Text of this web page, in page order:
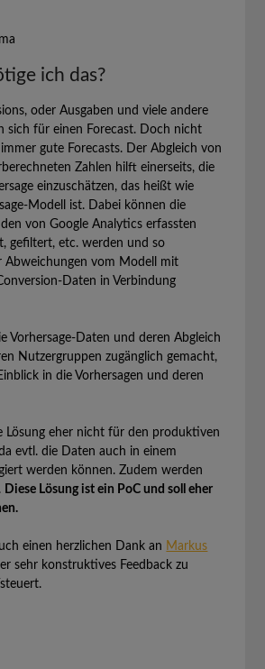
ich das?
oder Ausgaben und viele andere
sich für einen Forecast. Doch nicht
gute Forecasts. Der Abgleich von
Zahlen hilft einerseits, die
einzuschätzen, das heißt wie
Modell ist. Dabei können die
von Google Analytics erfassten
gefiltert, etc. werden und so
Abweichungen vom Modell mit
Daten in Verbindung
Vorhersage-Daten und deren Abgleich
Nutzergruppen zugänglich gemacht,
in die Vorhersagen und deren
Lösung eher nicht für den produktiven
evtl. die Daten auch in einem
werden können. Zudem werden
Diese Lösung ist ein PoC und soll eher
einen herzlichen Dank an Markus
sehr konstruktives Feedback zu